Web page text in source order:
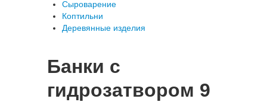
Сыроварение
Коптильни
Деревянные изделия
Банки с
гидрозатвором 9